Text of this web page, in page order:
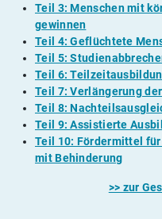
Teil 3: Menschen mit
gewinnen
Teil 4: Geflüchtete
Teil 5:
Teil 6:
Teil 7: Verlängerung
Teil 8:
Teil 9: Assistierte
Teil 10: Fördermittel
mit Behinderung
>> zur